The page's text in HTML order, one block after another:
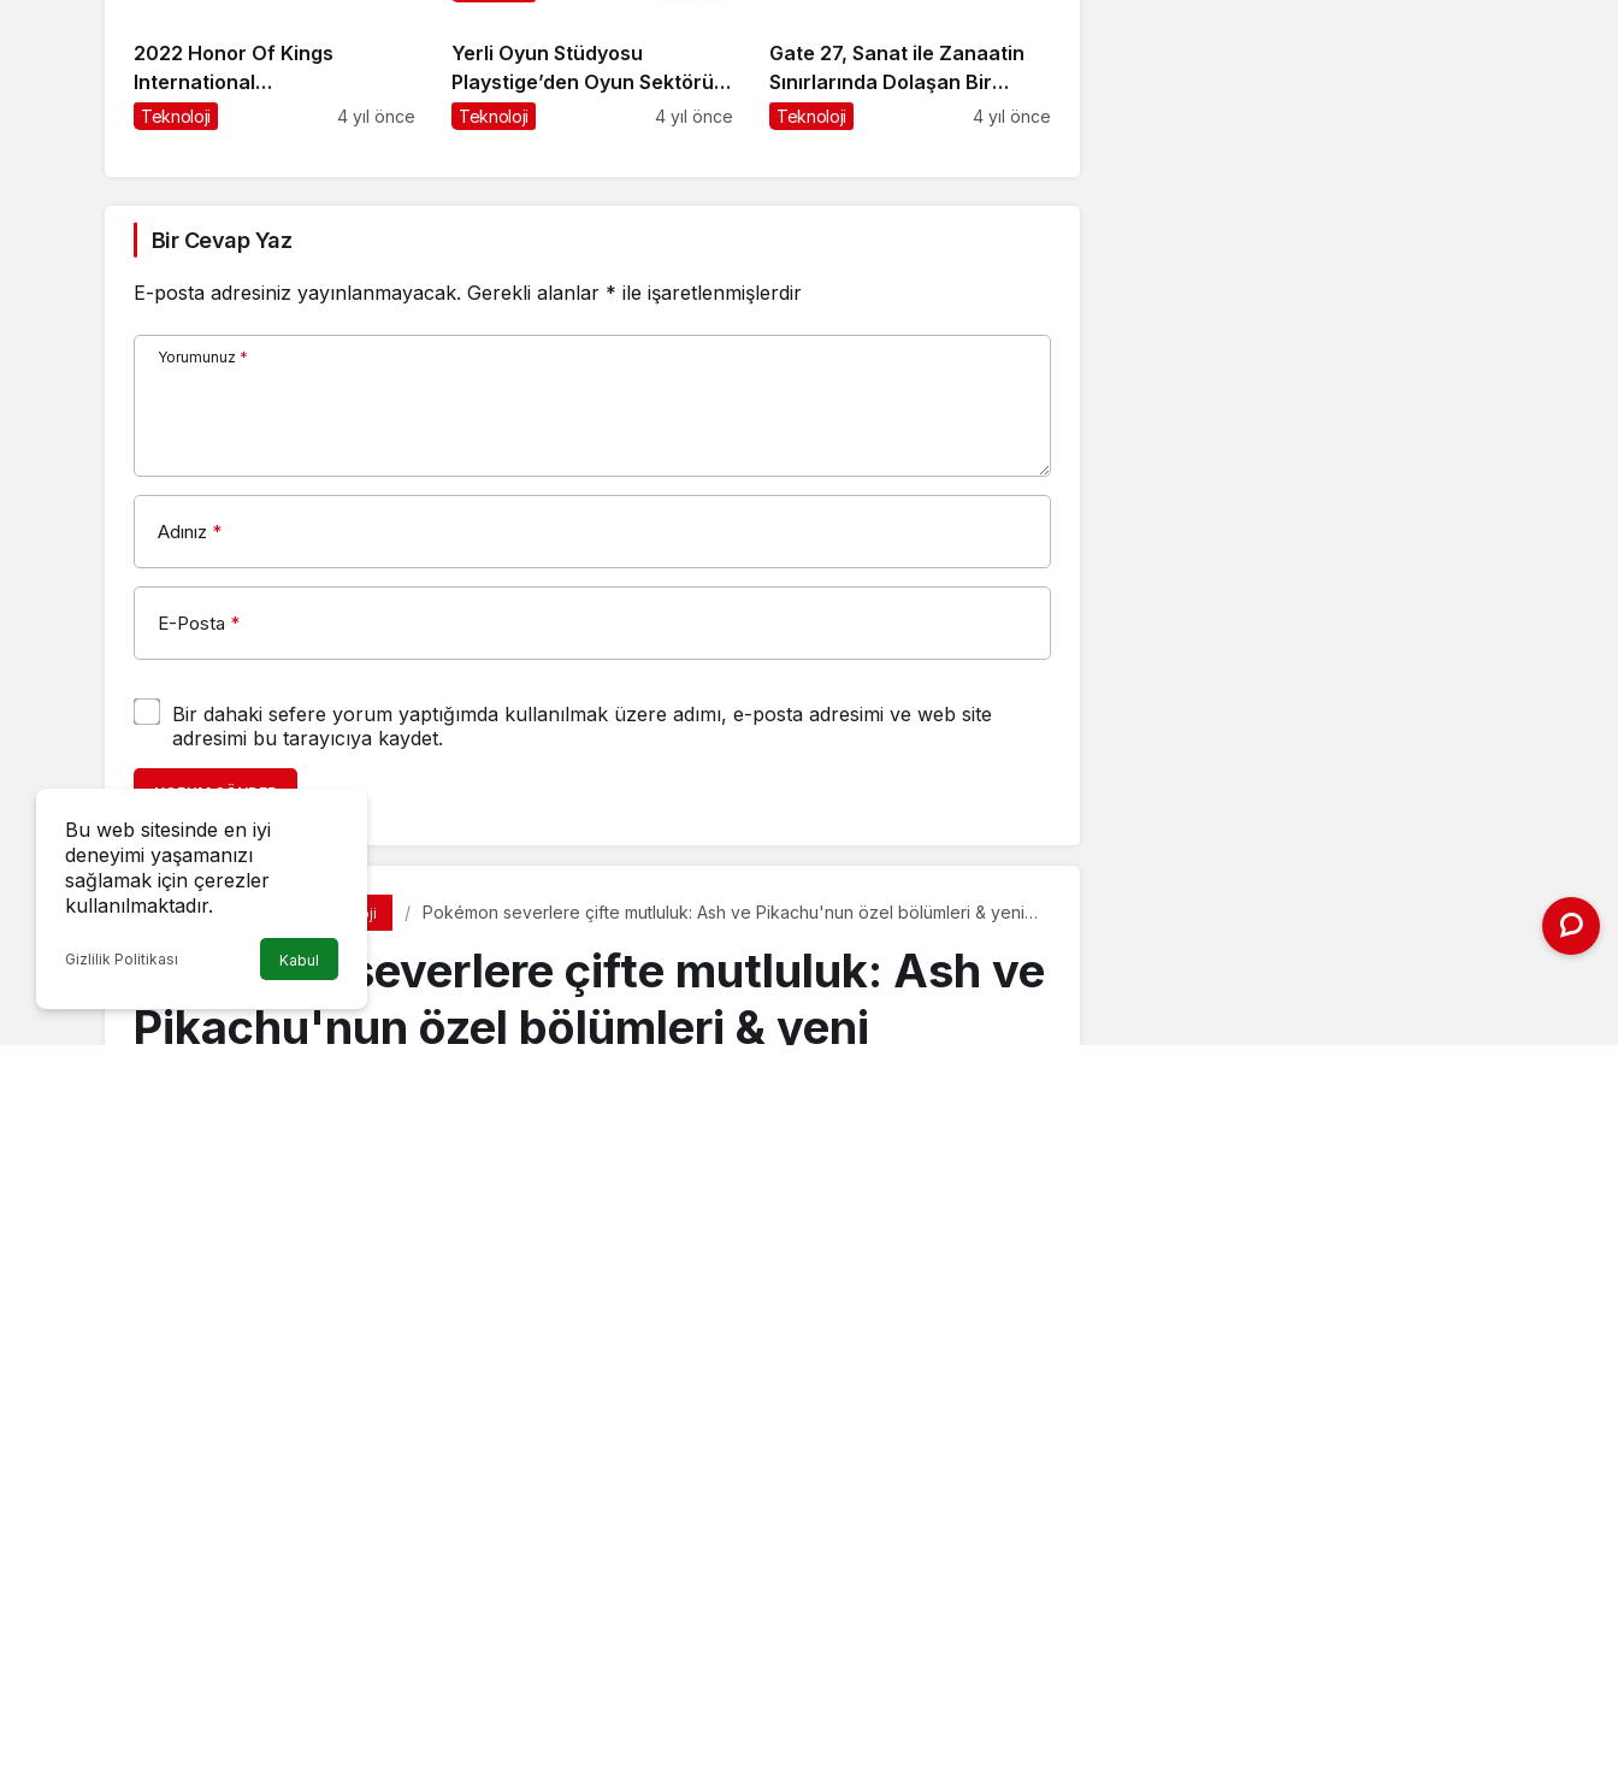
2022 Honor Of Kings
International
Championship’te ülkemizi
Teknoloji 4 yıl önce
Yerli Oyun Stüdyosu
Playstige’den Oyun Sektörü
Üzerine Araştırma
Teknoloji 4 yıl önce
Gate 27, Sanat ile Zanaatin
Sınırlarında Dolaşan Bir
Çevrimiçi Etkinliğe Davet
Teknoloji 4 yıl önce
Bir Cevap Yaz
E-posta adresiniz yayınlanmayacak. Gerekli alanlar * ile işaretlenmişlerdir
Yorumunuz *
Adınız *
E-Posta *
Bir dahaki sefere yorum yaptığımda kullanılmak üzere adımı, e-posta adresimi ve web site
adresimi bu tarayıcıya kaydet.
YORUM GÖNDER
Diğer Teknoloji
Pokémon severlere çifte mutluluk: Ash ve Pikachu'nun özel bölümleri & yeni
Pokémon severlere çifte mutluluk: Ash ve
Pikachu'nun özel bölümleri & yeni
Bu web sitesinde en iyi
deneyimi yaşamanızı
sağlamak için çerezler
kullanılmaktadır.
Gizlilik Politikası Kabul